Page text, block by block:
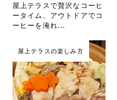
屋上テラスで贅沢なコーヒ
ータイム、アウトドアでコ
ーヒーを淹れ...
屋上テラスの楽しみ方